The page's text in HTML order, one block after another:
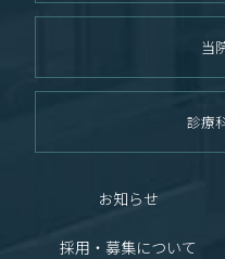
当
診療
お知らせ
採用・募集について